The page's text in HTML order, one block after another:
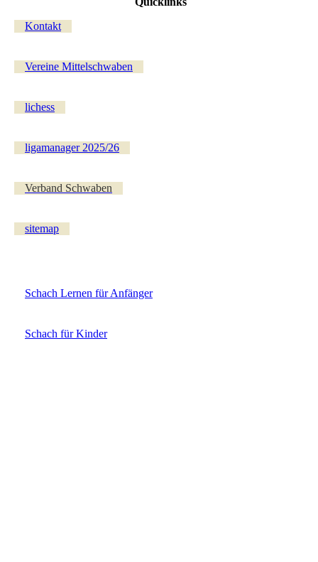
Kontakt
Vereine Mittelschwaben
lichess
ligamanager 2025/26
Verband Schwaben
sitemap
Schach Lernen für Anfänger
Schach für Kinder